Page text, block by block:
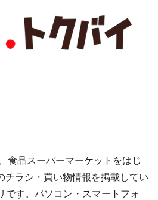
食品スーパーマーケットをはじ
チラシ・買い物情報を掲載してい
です。パソコン・スマートフォ